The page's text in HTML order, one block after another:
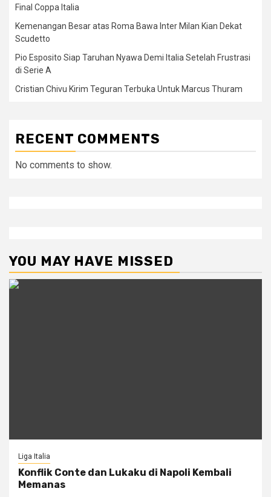
Final Coppa Italia
Kemenangan Besar atas Roma Bawa Inter Milan Kian Dekat
Scudetto
Pio Esposito Siap Taruhan Nyawa Demi Italia Setelah Frustrasi
di Serie A
Cristian Chivu Kirim Teguran Terbuka Untuk Marcus Thuram
RECENT COMMENTS
No comments to show.
YOU MAY HAVE MISSED
Liga Italia
Konflik Conte dan Lukaku di Napoli Kembali
Memanas